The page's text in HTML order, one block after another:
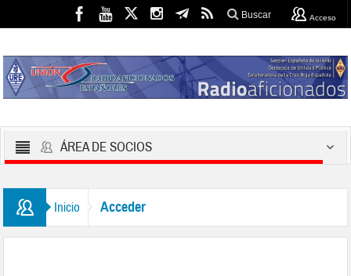
Buscar Acceso
ÁREA DE SOCIOS
Inicio Acceder